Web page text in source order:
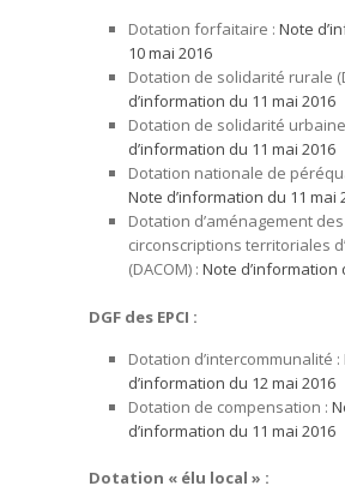
Dotation forfaitaire : Note
10 mai 2016
Dotation de solidarité rurale
d’information du 11 mai 2016
Dotation de solidarité urbaine
d’information du 11 mai 2016
Dotation nationale de
Note d’information du 11 mai
Dotation d’aménagement
circonscriptions territoriales
(DACOM) : Note d’information
DGF des EPCI :
Dotation d’intercommunalité :
d’information du 12 mai 2016
Dotation de compensation :
d’information du 11 mai 2016
Dotation « élu local » :